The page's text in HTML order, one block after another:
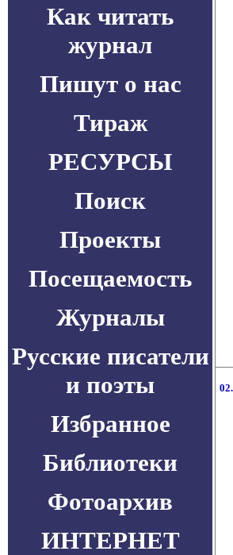
Как читать
журнал
Пишут о нас
Тираж
РЕСУРСЫ
Поиск
Проекты
Посещаемость
Журналы
Русские писатели
и поэты
Избранное
Библиотеки
Фотоархив
ИНТЕРНЕТ